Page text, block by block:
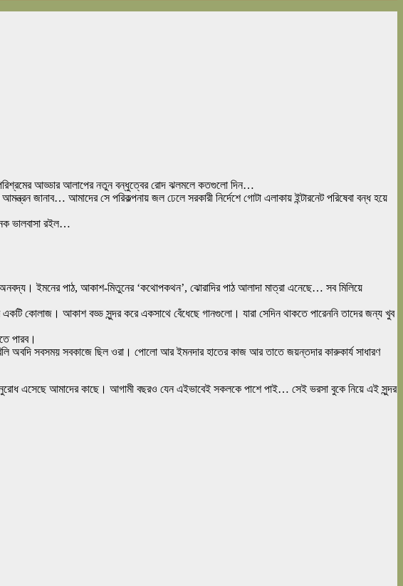
আড্ডার আলাপের নতুন বন্ধুত্বের রোদ ঝলমলে কতগুলো দিন…
জানাব… আমাদের সে পরিকল্পনায় জল ঢেলে সরকারী নির্দেশে গোটা এলাকায় ইন্টারনেট পরিষেবা বন্ধ হয়ে
ভালবাসা রইল…
ইমনের পাঠ, আকাশ-মিতুনের ‘কথোপকথন’, ঝোরাদির পাঠ আলাদা মাত্রা এনেছে… সব মিলিয়ে
কোলাজ। আকাশ বড্ড সুন্দর করে একসাথে বেঁধেছে গানগুলো। যারা সেদিন থাকতে পারেননি তাদের জন্য খুব
পারব।
অবদি সবসময় সবকাজে ছিল ওরা। পোলো আর ইমনদার হাতের কাজ আর তাতে জয়ন্তদার কারুকার্য সাধারণ
এসেছে আমাদের কাছে। আগামী বছরও যেন এইভাবেই সকলকে পাশে পাই… সেই ভরসা বুকে নিয়ে এই সুন্দর